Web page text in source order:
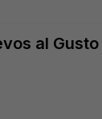
al Gusto